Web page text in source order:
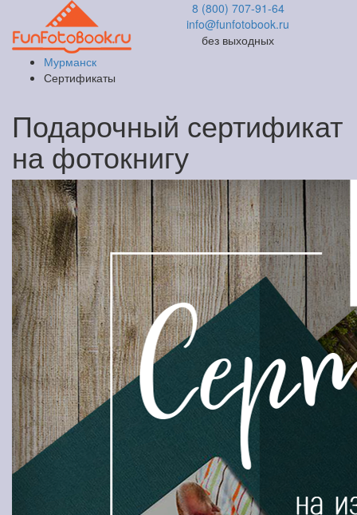
8 (800) 707-91-64
info@funfotobook.ru
без выходных
Мурманск
Сертификаты
Подарочный сертификат
на фотокнигу